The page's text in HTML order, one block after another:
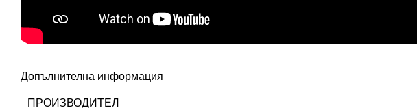
Допълнителна информация
ПРОИЗВОДИТЕЛ